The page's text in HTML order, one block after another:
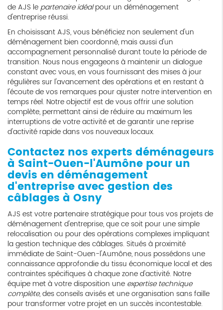
de AJS lepartenaire idéalpour un déménagement
d'entreprise réussi.
En choisissant AJS, vous bénéficiez non seulement d'un
déménagement bien coordonné, mais aussi d'un
accompagnement personnalisé durant toute la période de
transition. Nous nous engageons à maintenir un dialogue
constant avec vous, en vous fournissant des mises à jour
régulières sur l'avancement des opérations et en restant à
l'écoute de vos remarques pour ajuster notre intervention en
temps réel. Notre objectif est de vous offrir une solution
complète, permettant ainsi de réduire au maximum les
interruptions de votre activité et de garantir une reprise
d'activité rapide dans vos nouveaux locaux.
Contactez nos experts déménageurs
à Saint-Ouen-l'Aumône pour un
devis en déménagement
d'entreprise avec gestion des
câblages à Osny
AJS est votre partenaire stratégique pour tous vos projets de
déménagement d'entreprise, que ce soit pour une simple
relocalisation ou pour des opérations complexes impliquant
la gestion technique des câblages. Situés à proximité
immédiate de Saint-Ouen-l'Aumône, nous possédons une
connaissance approfondie du tissu économique local et des
contraintes spécifiques à chaque zone d'activité. Notre
équipe met à votre disposition une expertise technique
complète, des conseils avisés et une organisation sans faille
pour transformer votre projet en un succès incontestable.